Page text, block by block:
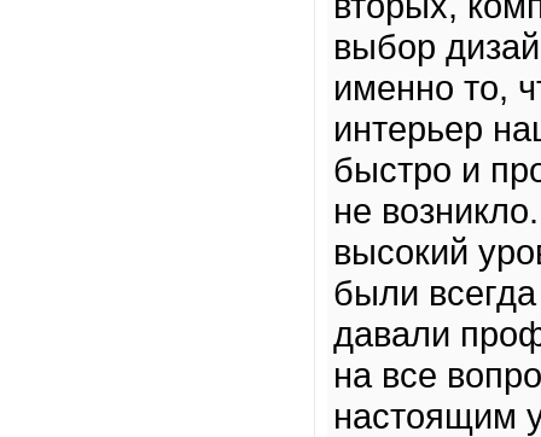
выбор
именно то,
интерьер
быстро и
не
высокий
были
давали
на все
настоящим